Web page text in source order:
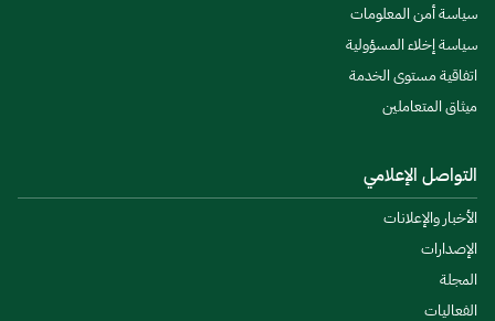
سياسة أمن المعلومات
سياسة إخلاء المسؤولية
اتفاقية مستوى الخدمة
ميثاق المتعاملين
التواصل الإعلامي
الأخبار والإعلانات
الإصدارات
المجلة
الفعاليات